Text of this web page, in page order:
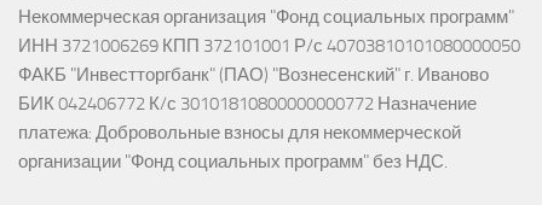
Некоммерческая организация "Фонд социальных программ"
ИНН 3721006269 КПП 372101001 Р/с 40703810101080000050
ФАКБ "Инвестторгбанк" (ПАО) "Вознесенский" г. Иваново
БИК 042406772 К/с 30101810800000000772 Назначение
платежа: Добровольные взносы для некоммерческой
организации "Фонд социальных программ" без НДС.